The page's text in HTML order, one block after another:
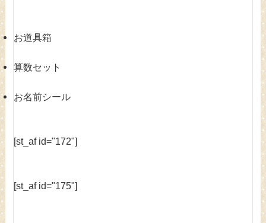
お道具箱
算数セット
お名前シール
[st_af id="172"]
[st_af id="175"]